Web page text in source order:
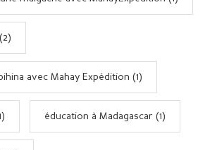
avec Mahay Expédition (1)
éducation à Madagascar (1)